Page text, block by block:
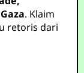
. Klaim
retoris dari